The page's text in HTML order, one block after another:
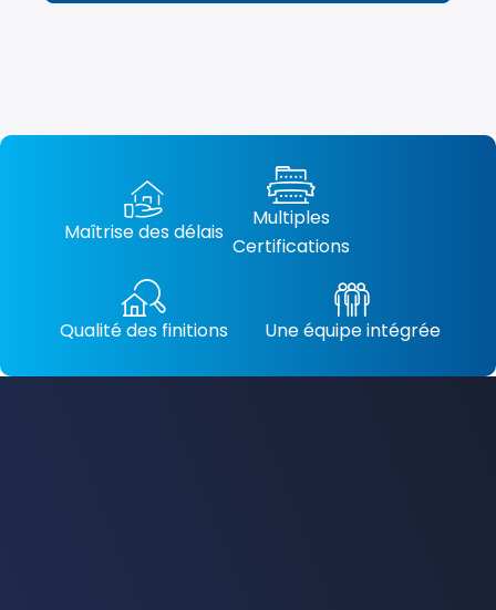
Maîtrise des délais
Multiples
Certifications
Qualité des finitions Une équipe intégrée